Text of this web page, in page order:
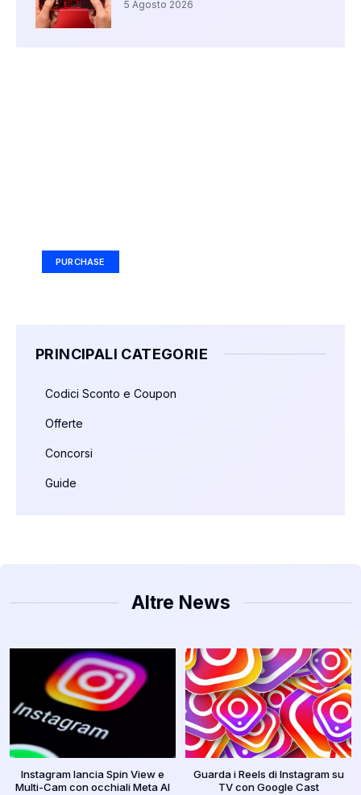
5 Agosto 2026
PURCHASE
PRINCIPALI CATEGORIE
Codici Sconto e Coupon
Offerte
Concorsi
Guide
Altre News
Instagram lancia Spin View e
Multi-Cam con occhiali Meta AI
Guarda i Reels di Instagram su
TV con Google Cast